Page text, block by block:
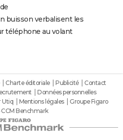
buisson verbalisent les
téléphone au volant
Charte éditoriale Publicité
Contact
Données personnelles
Utiq Mentions légales
Groupe Figaro
Benchmark